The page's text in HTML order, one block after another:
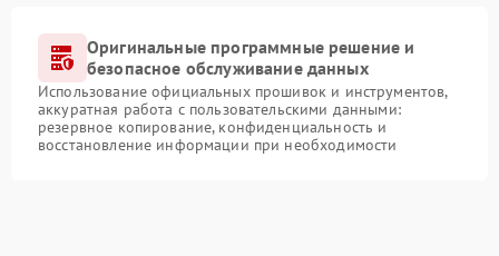
Оригинальные программные решение и
безопасное обслуживание данных
Использование официальных прошивок и инструментов,
аккуратная работа с пользовательскими данными:
резервное копирование, конфиденциальность и
восстановление информации при необходимости